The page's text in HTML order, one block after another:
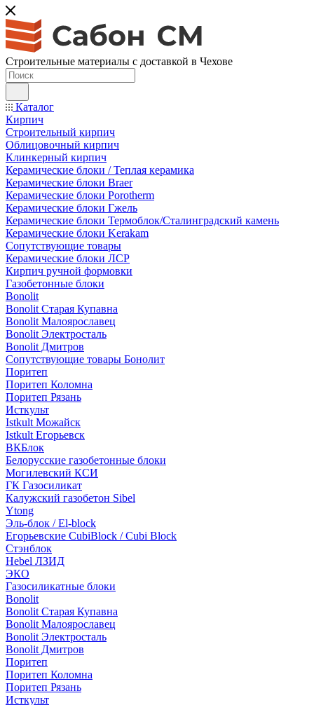
Строительные материалы с доставкой в Чехове
Каталог
Кирпич
Строительный кирпич
Облицовочный кирпич
Клинкерный кирпич
Керамические блоки / Теплая керамика
Керамические блоки Braer
Керамические блоки Porotherm
Керамические блоки Гжель
Керамические блоки Термоблок/Сталинградский камень
Керамические блоки Kerakam
Сопутствующие товары
Керамические блоки ЛСР
Кирпич ручной формовки
Газобетонные блоки
Bonolit
Bonolit Старая Купавна
Bonolit Малоярославец
Bonolit Электросталь
Bonolit Дмитров
Сопутствующие товары Бонолит
Поритеп
Поритеп Коломна
Поритеп Рязань
Исткульт
Istkult Можайск
Istkult Егорьевск
ВКБлок
Белорусские газобетонные блоки
Могилевский КСИ
ГК Газосиликат
Калужский газобетон Sibel
Ytong
Эль-блок / El-block
Егорьевские CubiBlock / Cubi Block
Стэнблок
Hebel ЛЗИД
ЭКО
Газосиликатные блоки
Bonolit
Bonolit Старая Купавна
Bonolit Малоярославец
Bonolit Электросталь
Bonolit Дмитров
Поритеп
Поритеп Коломна
Поритеп Рязань
Исткульт